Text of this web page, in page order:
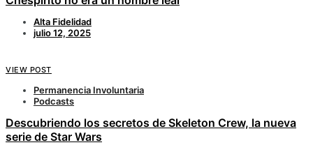
Alta Fidelidad
julio 12, 2025
VIEW POST
Permanencia Involuntaria
Podcasts
Descubriendo los secretos de Skeleton Crew, la nueva
serie de Star Wars